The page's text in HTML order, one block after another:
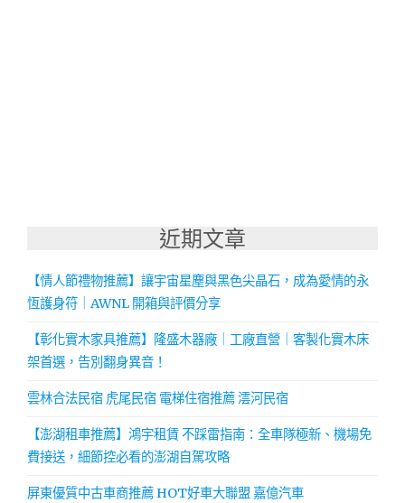
近期文章
【情人節禮物推薦】讓宇宙星塵與黑色尖晶石，成為愛情的永
恆護身符｜AWNL 開箱與評價分享
【彰化實木家具推薦】隆盛木器廠｜工廠直營｜客製化實木床
架首選，告別翻身異音！
雲林合法民宿 虎尾民宿 電梯住宿推薦 澐河民宿
【澎湖租車推薦】鴻宇租賃 不踩雷指南：全車隊極新、機場免
費接送，細節控必看的澎湖自駕攻略
屏東優質中古車商推薦 HOT好車大聯盟 嘉億汽車